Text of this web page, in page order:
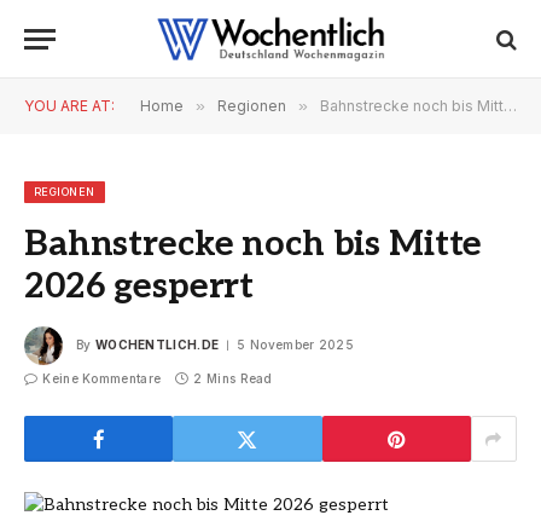
YOU ARE AT: Home » Regionen » Bahnstrecke noch bis Mitte 2026 gesperrt
REGIONEN
Bahnstrecke noch bis Mitte
2026 gesperrt
By WOCHENTLICH.DE 5 November 2025
Keine Kommentare 2 Mins Read